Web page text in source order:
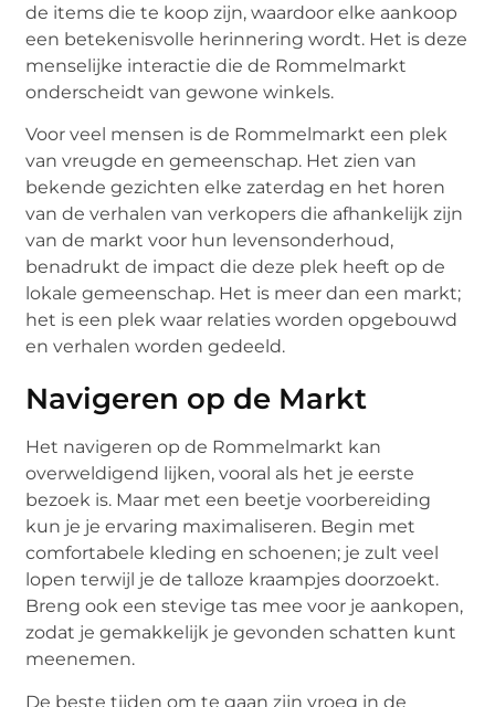
de items die te koop zijn, waardoor elke aankoop
een betekenisvolle herinnering wordt. Het is deze
menselijke interactie die de Rommelmarkt
onderscheidt van gewone winkels.
Voor veel mensen is de Rommelmarkt een plek
van vreugde en gemeenschap. Het zien van
bekende gezichten elke zaterdag en het horen
van de verhalen van verkopers die afhankelijk zijn
van de markt voor hun levensonderhoud,
benadrukt de impact die deze plek heeft op de
lokale gemeenschap. Het is meer dan een markt;
het is een plek waar relaties worden opgebouwd
en verhalen worden gedeeld.
Navigeren op de Markt
Het navigeren op de Rommelmarkt kan
overweldigend lijken, vooral als het je eerste
bezoek is. Maar met een beetje voorbereiding
kun je je ervaring maximaliseren. Begin met
comfortabele kleding en schoenen; je zult veel
lopen terwijl je de talloze kraampjes doorzoekt.
Breng ook een stevige tas mee voor je aankopen,
zodat je gemakkelijk je gevonden schatten kunt
meenemen.
De beste tijden om te gaan zijn vroeg in de